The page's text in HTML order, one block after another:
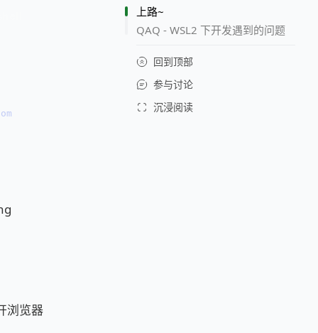
浏览器
上路~
QAQ - WSL2 下开发遇到的问题
回到顶部
参与讨论
沉浸阅读